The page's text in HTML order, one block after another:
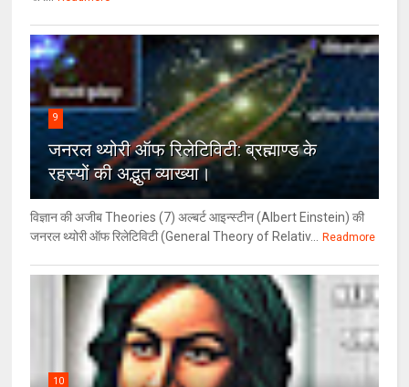
9
जनरल थ्‍योरी ऑफ रिलेटिविटी: ब्रह्माण्‍ड के
रहस्‍यों की अद्भुत व्‍याख्‍या।
विज्ञान की अजीब Theories (7) अल्‍बर्ट आइन्स्टीन (Albert Einstein) की
जनरल थ्योरी ऑफ रिलेटिविटी (General Theory of Relativ...
Readmore
10